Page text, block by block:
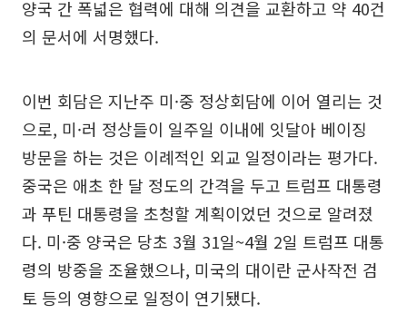
양국 간 폭넓은 협력에 대해 의견을 교환하고 약 40건
의 문서에 서명했다.
이번 회담은 지난주 미·중 정상회담에 이어 열리는 것
으로, 미·러 정상들이 일주일 이내에 잇달아 베이징
방문을 하는 것은 이례적인 외교 일정이라는 평가다.
중국은 애초 한 달 정도의 간격을 두고 트럼프 대통령
과 푸틴 대통령을 초청할 계획이었던 것으로 알려졌
다. 미·중 양국은 당초 3월 31일~4월 2일 트럼프 대통
령의 방중을 조율했으나, 미국의 대이란 군사작전 검
토 등의 영향으로 일정이 연기됐다.